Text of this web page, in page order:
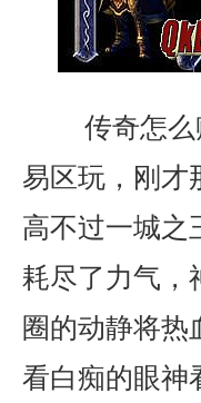
传奇怎么
易区玩，刚才
高不过一城之
耗尽了力气，
圈的动静将热
看白痴的眼神